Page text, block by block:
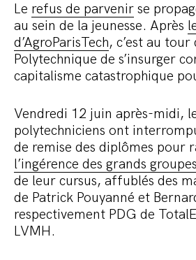
Le refus de parvenir se
au sein de la jeunesse. Après
d’AgroParisTech, c’est au
Polytechnique de s’insurger
capitalisme catastrophique
Vendredi 12 juin après-midi,
polytechniciens ont
de remise des diplômes pour
l’ingérence des grands
de leur cursus, affublés des
de Patrick Pouyanné et
respectivement PDG de
LVMH.